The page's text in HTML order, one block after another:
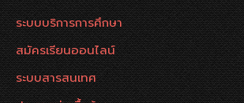
ระบบบริการการศึกษา
สมัครเรียนออนไลน์
ระบบสารสนเทศ